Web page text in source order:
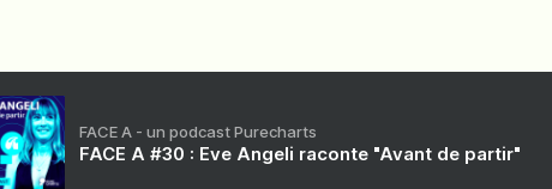
FACE A - un podcast Purecharts
FACE A #30 : Eve Angeli raconte "Avant de partir"